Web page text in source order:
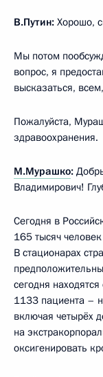
В.Путин: Хорошо,
Мы потом
вопрос, я
высказаться,
Пожалуйста,
здравоохранения.
М.Мурашко:
Владимирович!
Сегодня в
165 тысяч
В стационарах
сегодня
1133 пациента –
включая четырёх
на
оксигенировать